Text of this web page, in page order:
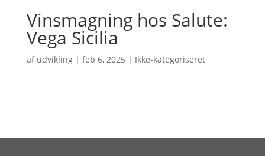
Vinsmagning hos Salute:
Vega Sicilia
af udvikling| feb 6, 2025 | Ikke-kategoriseret